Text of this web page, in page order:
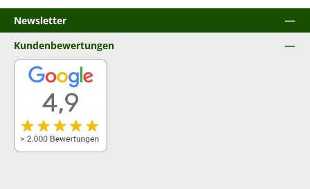
Newsletter
Kundenbewertungen